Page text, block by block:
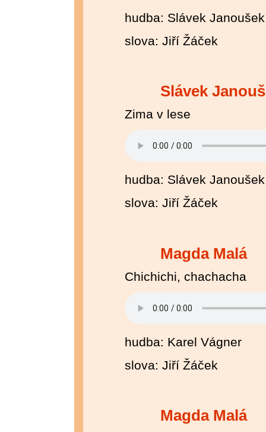
hudba: Slávek Janoušek
slova: Jiří Žáček
Slávek
Zima v lese
hudba: Slávek Janoušek
slova: Jiří Žáček
Magda Malá
Chichichi, chachacha
hudba: Karel Vágner
slova: Jiří Žáček
Magda Malá